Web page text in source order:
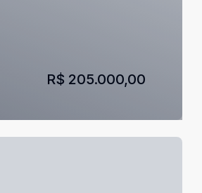
R$ 205.000,00